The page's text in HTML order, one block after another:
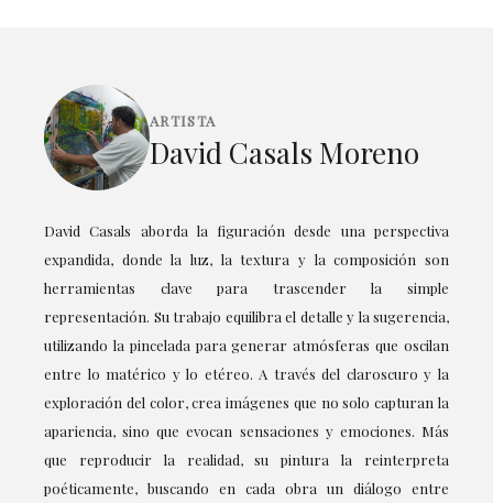
ARTISTA
David Casals Moreno
David Casals aborda la figuración desde una perspectiva
expandida, donde la luz, la textura y la composición son
herramientas clave para trascender la simple
representación. Su trabajo equilibra el detalle y la sugerencia,
utilizando la pincelada para generar atmósferas que oscilan
entre lo matérico y lo etéreo. A través del claroscuro y la
exploración del color, crea imágenes que no solo capturan la
apariencia, sino que evocan sensaciones y emociones. Más
que reproducir la realidad, su pintura la reinterpreta
poéticamente, buscando en cada obra un diálogo entre